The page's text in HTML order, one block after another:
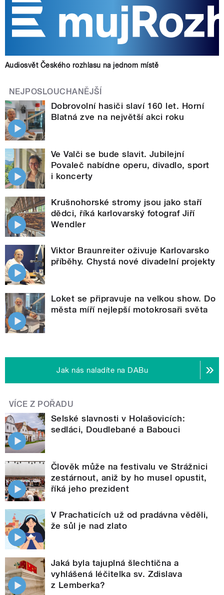
Audiosvět Českého rozhlasu na jednom místě
NEJPOSLOUCHANĚJŠÍ
Dobrovolní hasiči slaví 160 let. Horní
Blatná zve na největší akci roku
Ve Valči se bude slavit. Jubilejní
Povaleč nabídne operu, divadlo, sport
i koncerty
Krušnohorské stromy jsou jako staří
dědci, říká karlovarský fotograf Jiří
Wendler
Viktor Braunreiter oživuje Karlovarsko
příběhy. Chystá nové divadelní projekty
Loket se připravuje na velkou show. Do
města míří nejlepší motokrosaři světa
Jak nás naladíte na DABu
VÍCE Z POŘADU
Selské slavnosti v Holašovicích:
sedláci, Doudlebané a Babouci
Člověk může na festivalu ve Strážnici
zestárnout, aniž by ho musel opustit,
říká jeho prezident
V Prachaticích už od pradávna věděli,
že sůl je nad zlato
Jaká byla tajuplná šlechtična a
vyhlášená léčitelka sv. Zdislava
z Lemberka?